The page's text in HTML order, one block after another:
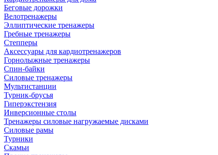
Беговые дорожки
Велотренажеры
Эллиптические тренажеры
Гребные тренажеры
Степперы
Аксессуары для кардиотренажеров
Горнолыжные тренажеры
Спин-байки
Силовые тренажеры
Мультистанции
Турник-брусья
Гиперэкстензия
Инверсионные столы
Тренажеры силовые нагружаемые дисками
Силовые рамы
Турники
Скамьи